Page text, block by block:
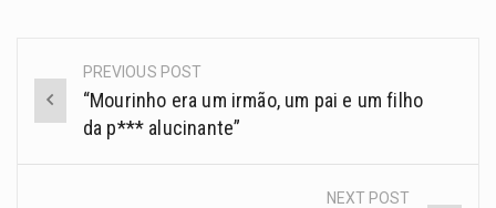
PREVIOUS POST
“Mourinho era um irmão, um pai e um filho
da p*** alucinante”
NEXT POST